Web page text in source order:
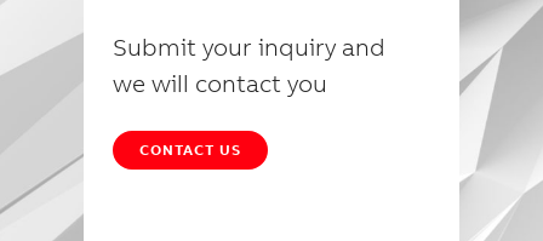
Submit your inquiry and
we will contact you
CONTACT US